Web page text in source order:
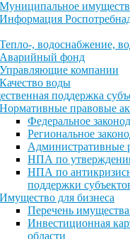
Муниципальное
Информация
Тепло-, водоснабжение,
Аварийный фонд
Управляющие компании
Качество воды
поддержка
Нормативные правовые
Федеральное
Региональное
Административные
НПА по
НПА по
поддержки
Имущество для бизнеса
Перечень
Инвестиционная
области